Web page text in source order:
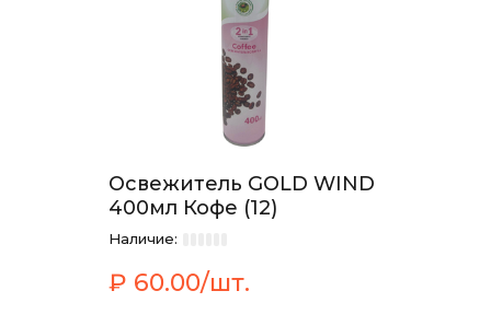
Освежитель GOLD WIND
400мл Кофе (12)
Наличие:
₽ 60.00/шт.